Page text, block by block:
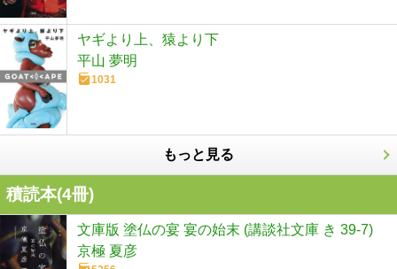
ヤギより上、猿より下
平山 夢明
1031
もっと見る
積読本(4冊)
文庫版 塗仏の宴 宴の始末 (講談社文庫 き 39-7)
京極 夏彦